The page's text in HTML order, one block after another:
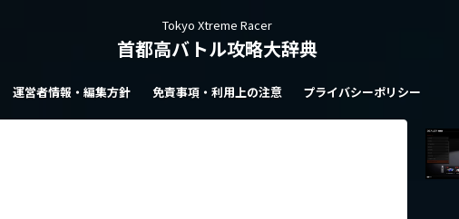
Tokyo Xtreme Racer
首都高バトル攻略大辞典
運営者情報・編集方針 免責事項・利用上の注意 プライバシーポリシー